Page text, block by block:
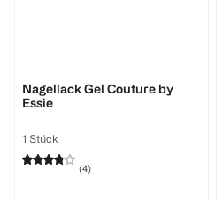
Nagellack Gel Couture by
Essie
1 Stück
(4)